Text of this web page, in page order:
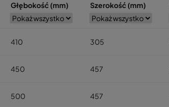
Głębokość (mm) Szerokość (mm)
410 305
450 457
500 457